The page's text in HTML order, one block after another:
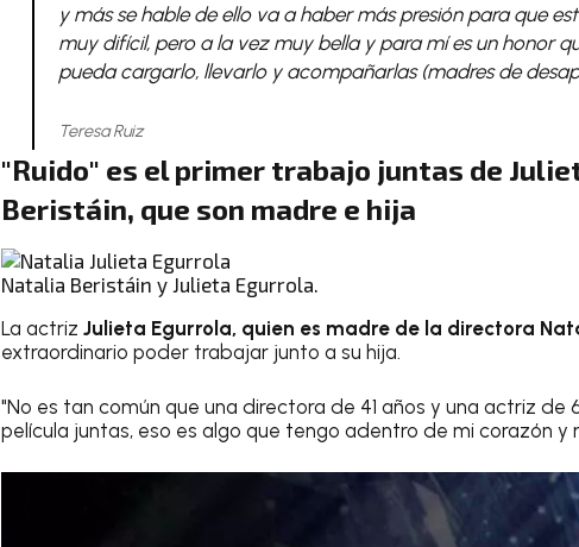
y más se hable de ello va a haber más presión para que
muy difícil, pero a la vez muy bella y para mí es un honor
pueda cargarlo, llevarlo y acompañarlas (madres de
Teresa Ruiz
"Ruido" es el primer trabajo juntas de
Beristáin, que son madre e hija
Natalia Beristáin y Julieta Egurrola.
La actriz Julieta Egurrola, quien es madre de la directora
extraordinario poder trabajar junto a su hija.
"No es tan común que una directora de 41 años y una actriz de
película juntas, eso es algo que tengo adentro de mi corazón y